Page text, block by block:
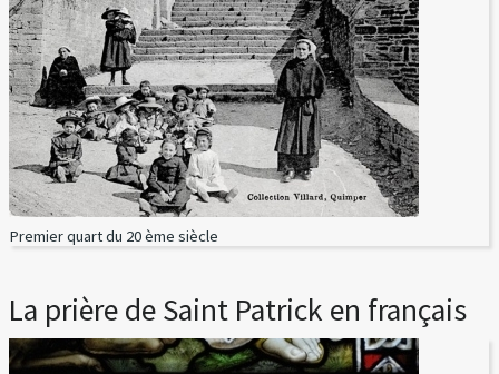
Premier quart du 20 ème siècle
La prière de Saint Patrick en français